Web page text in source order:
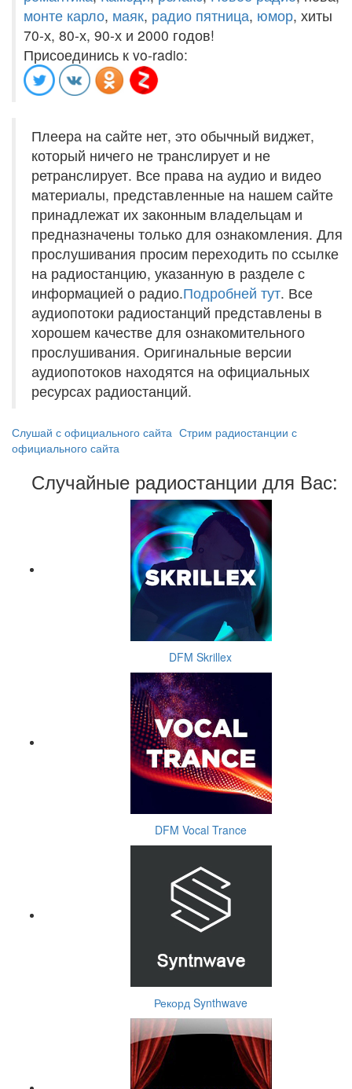
монте карло, маяк, радио пятница, юмор, хиты
70-х, 80-х, 90-х и 2000 годов!
Присоединись к vo-radio:
Плеера на сайте нет, это обычный виджет,
который ничего не транслирует и не
ретранслирует. Все права на аудио и видео
материалы, представленные на нашем сайте
принадлежат их законным владельцам и
предназначены только для ознакомления. Для
прослушивания просим переходить по ссылке
на радиостанцию, указанную в разделе с
информацией о радио.Подробней тут. Все
аудиопотоки радиостанций представлены в
хорошем качестве для ознакомительного
прослушивания. Оригинальные версии
аудиопотоков находятся на официальных
ресурсах радиостанций.
Слушай с официального сайта Стрим радиостанции с
официального сайта
Случайные радиостанции для Вас:
DFM Skrillex
DFM Vocal Trance
Рекорд Synthwave